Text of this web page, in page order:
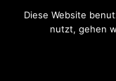
Diese Website
nutzt, gehen